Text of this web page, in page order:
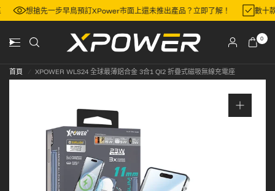
想搶先一步早鳥預訂XPower市面上還未推出產品？立即了解！ 數十
0
首頁 XPOWER WLS24 全球最薄鋁合金 3合1 QI2 折疊式磁吸無線充電座